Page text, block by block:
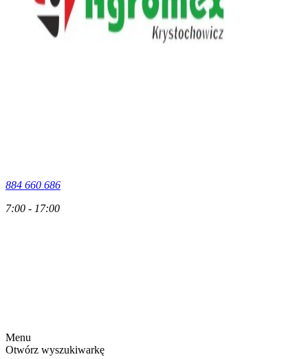
884 660 686
7:00 - 17:00
Menu
Otwórz wyszukiwarkę